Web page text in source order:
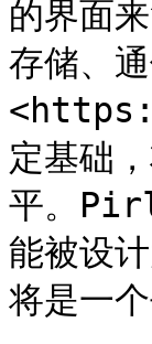
的界面
存储、
定基础
平。Pirl
能被设
将是一